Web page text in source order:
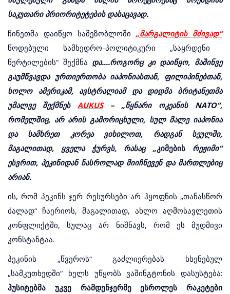
საკუთარი პრიორიტეტების დასაცავად.
ჩინეთმა დაიწყო სამეზობლოში „მარგალიტის მძივად“
წოდებული სამხედრო-პოლიტიკური „საყრდენი
წერტილების“ შექმნა და....როგორც კი დაიწყო, მაშინვე
გაუმწვავდა ურთიერთობა იაპონიასთან, ფილიპინებთან,
ხოლო ამერიკამ, ავსტრალიამ და დიდმა ბრიტანეთმა
უმალვე შექმნეს AUKUS– „წყნარი ოკეანის NATO“,
რომელშიც, არ არის გამორიცხული, სულ მალე იაპონია
და სამხრეთ კორეა ვიხილოთ, რადგან სეულში,
მაგალითად, ყველა ჭურვს, რასაც „კიმების რეჟიმი“
ესვრით, პეკინიდან ნასროლად მიიჩნევენ და მართლებიც
არიან.
ის, რომ პეკინს ჯერ რესურსები არ ჰყოფნის „თანასწორ
ძალად“ ჩაერიოს, მაგალითად, ახლო აღმოსავლეთის
კონფლიქტში, სულაც არ ნიშნავს, რომ ეს მუდმივი
კონსტანტაა.
პეკინის „წვეროს“ გაძლიერებას ხსენებულ
„სამკუთხედში“ ხელს უწყობს ვაშინგტონის დასუსტება:
ჰუსიტებმა უკვე რამდენჯერმე ესროლეს რაკეტები